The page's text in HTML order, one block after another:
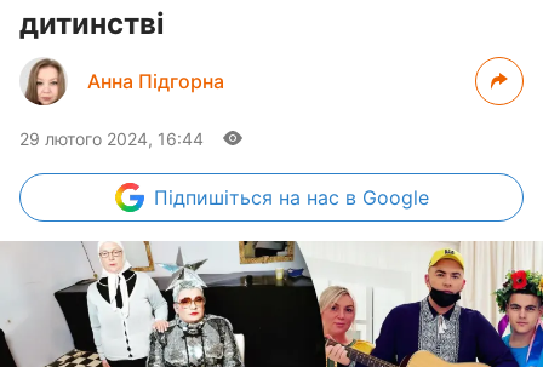
дитинстві
Анна Підгорна
29 лютого 2024, 16:44
Підпишіться на нас в Google